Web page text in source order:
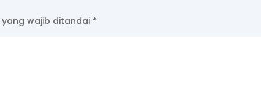
yang wajib ditandai *